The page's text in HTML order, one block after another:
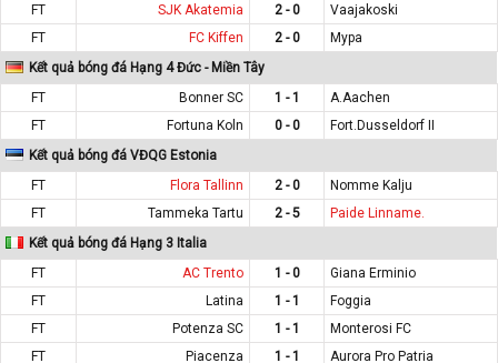
FT
SJK Akatemia 2 - 0
Vaajakoski
FT
FC Kiffen 2 - 0
Mypa
Kết quả bóng đá Hạng 4 Đức - Miền Tây
FT
Bonner SC 1 - 1
A.Aachen
FT
Fortuna Koln 0 - 0
Fort.Dusseldorf II
Kết quả bóng đá VĐQG Estonia
FT
Flora Tallinn 2 - 0
Nomme Kalju
FT
Tammeka Tartu 2 - 5
Paide Linname.
Kết quả bóng đá Hạng 3 Italia
FT
AC Trento 1 - 0
Giana Erminio
FT
Latina 1 - 1
Foggia
FT
Potenza SC 1 - 1
Monterosi FC
FT
Piacenza 1 - 1
Aurora Pro Patria